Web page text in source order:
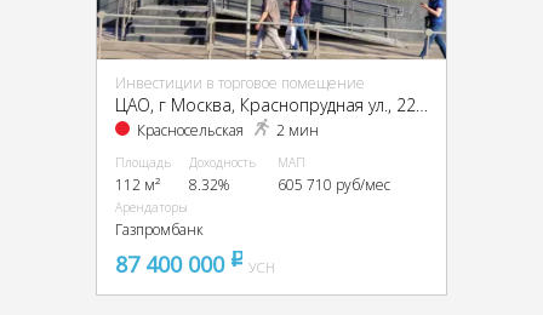
Инвестиции в торговое помещение
ЦАО, г Москва, Краснопрудная ул., 22-24
Красносельская 2 мин
Площадь
112 м²
Доходность
8.32%
МАП
605 710 руб/мес
Арендаторы
Газпромбанк
87 400 000 pуб
УСН